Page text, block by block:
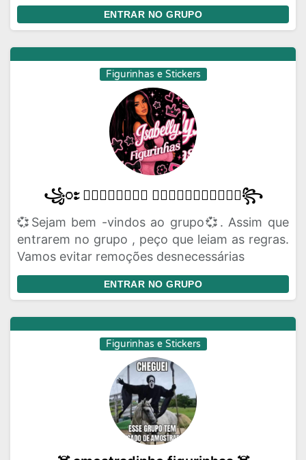
ENTRAR NO GRUPO
Figurinhas e Stickers
꧁ႊ 𝑰𝒔𝒂𝒃𝒆𝒍𝒍𝒚 𝑭𝒊𝒈𝒖𝒓𝒊𝒏𝒉𝒂𝒔ႋ꧂
💞Sejam bem -vindos ao grupo💞. Assim que
entrarem no grupo , peço que leiam as regras.
Vamos evitar remoções desnecessárias
ENTRAR NO GRUPO
Figurinhas e Stickers